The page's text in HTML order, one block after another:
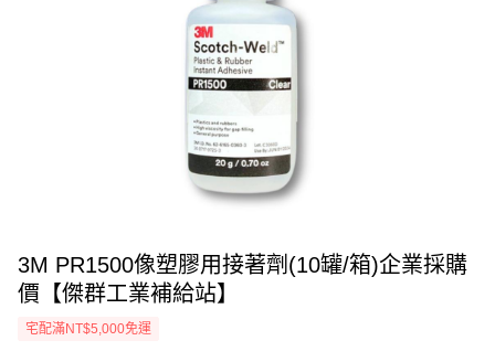
3M PR1500像塑膠用接著劑(10罐/箱)企業採購
價【傑群工業補給站】
宅配滿NT$5,000免運